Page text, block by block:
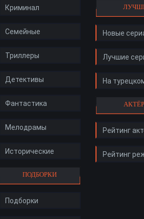
Криминал
Семейные
Триллеры
Детективы
Фантастика
Мелодрамы
Исторические
ПОДБОРКИ
Подборки
Новые
Лучшие
На
Рейтинг
Рейтинг